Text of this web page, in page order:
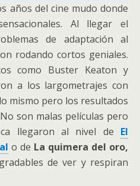
años del cine mudo donde
Al llegar el
de adaptación al
rodando cortos geniales.
como Buster Keaton y
a los largometrajes con
mismo pero los resultados
son malas películas pero
llegaron al nivel de El
o de La quimera del oro,
de ver y respiran